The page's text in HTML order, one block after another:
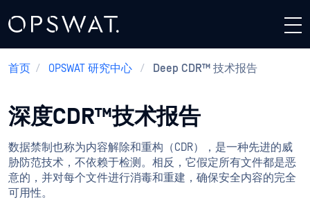
首页 / OPSWAT 研究中心 / Deep CDR™ 技术报告
深度CDR™技术报告
数据禁制也称为内容解除和重构（CDR），是一种先进的威
胁防范技术，不依赖于检测。相反，它假定所有文件都是恶
意的，并对每个文件进行消毒和重建，确保安全内容的完全
可用性。